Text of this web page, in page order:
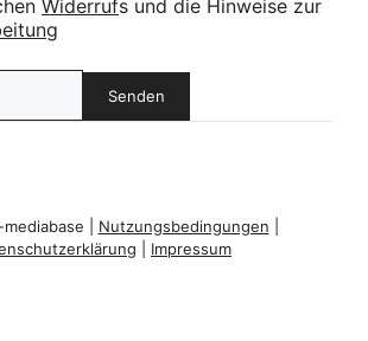
Widerrufs und die Hinweise zur
| Nutzungsbedingungen
Impressum